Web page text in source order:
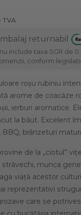
TVA
returnabil
include taxa SGR de
conform
roșu rubiniu
arome de coacăze
ierburi aromatice.
la băut. Excelent
BBQ, brânzeturi
de la „ciotul”
munca
viață acestor
reprezentativi
care se
cu bucătăria